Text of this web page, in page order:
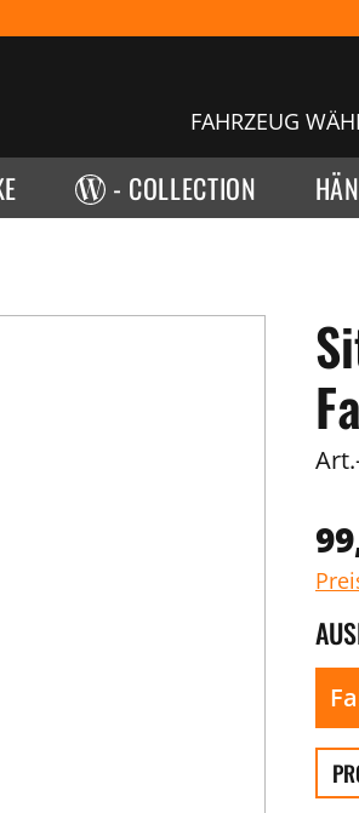
FAHRZEUG
- COLLECTION